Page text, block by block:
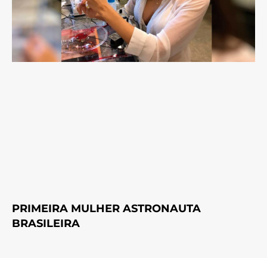
PRIMEIRA MULHER ASTRONAUTA
BRASILEIRA